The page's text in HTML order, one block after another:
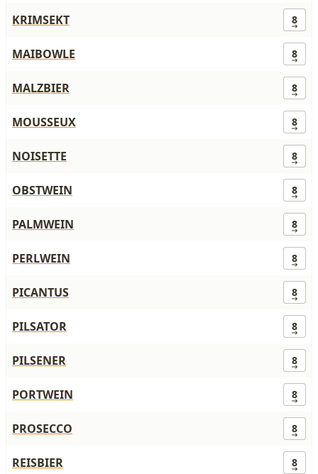
KRIMSEKT 8
MAIBOWLE 8
MALZBIER 8
MOUSSEUX 8
NOISETTE 8
OBSTWEIN 8
PALMWEIN 8
PERLWEIN 8
PICANTUS 8
PILSATOR 8
PILSENER 8
PORTWEIN 8
PROSECCO 8
REISBIER 8